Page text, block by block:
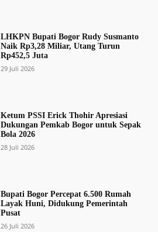
LHKPN Bupati Bogor Rudy Susmanto
Naik Rp3,28 Miliar, Utang Turun
Rp452,5 Juta
29 Juli 2026
Ketum PSSI Erick Thohir Apresiasi
Dukungan Pemkab Bogor untuk Sepak
Bola 2026
28 Juli 2026
Bupati Bogor Percepat 6.500 Rumah
Layak Huni, Didukung Pemerintah
Pusat
26 Juli 2026